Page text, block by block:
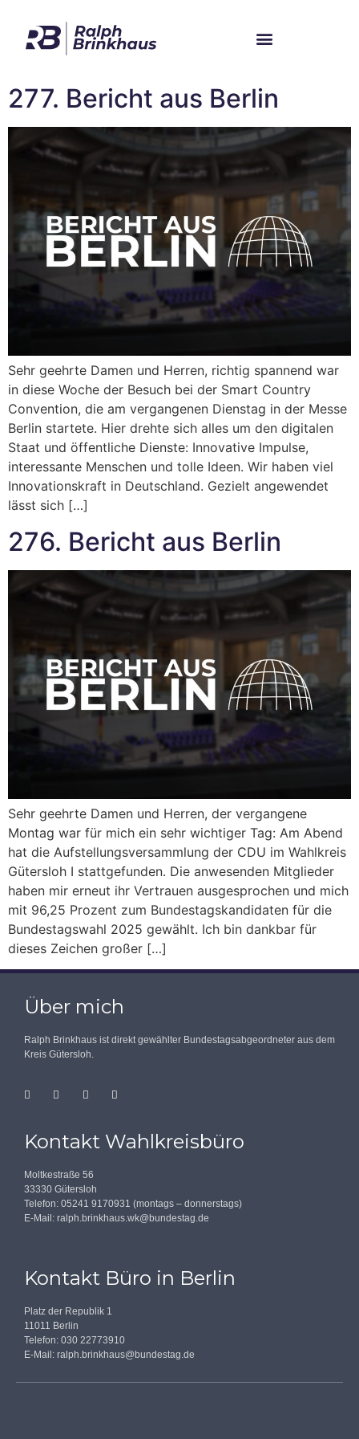
277. Bericht aus Berlin
Sehr geehrte Damen und Herren, richtig spannend war
in diese Woche der Besuch bei der Smart Country
Convention, die am vergangenen Dienstag in der Messe
Berlin startete. Hier drehte sich alles um den digitalen
Staat und öffentliche Dienste: Innovative Impulse,
interessante Menschen und tolle Ideen. Wir haben viel
Innovationskraft in Deutschland. Gezielt angewendet
lässt sich […]
276. Bericht aus Berlin
Sehr geehrte Damen und Herren, der vergangene
Montag war für mich ein sehr wichtiger Tag: Am Abend
hat die Aufstellungsversammlung der CDU im Wahlkreis
Gütersloh I stattgefunden. Die anwesenden Mitglieder
haben mir erneut ihr Vertrauen ausgesprochen und mich
mit 96,25 Prozent zum Bundestagskandidaten für die
Bundestagswahl 2025 gewählt. Ich bin dankbar für
dieses Zeichen großer […]
Über mich
Ralph Brinkhaus ist direkt gewählter Bundestagsabgeordneter aus dem
Kreis Gütersloh.
Kontakt Wahlkreisbüro
Moltkestraße 56
33330 Gütersloh
Telefon: 05241 9170931 (montags – donnerstags)
E-Mail: ralph.brinkhaus.wk@bundestag.de
Kontakt Büro in Berlin
Platz der Republik 1
11011 Berlin
Telefon: 030 22773910
E-Mail: ralph.brinkhaus@bundestag.de